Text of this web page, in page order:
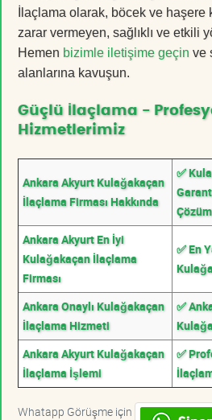
İlaçlama olarak, böcek ve
zarar vermeyen, sağlıklı ve etkili
Hemen bizimle iletişime geçin ve
alanlarına kavuşun.
Güçlü İlaçlama -
Hizmetlerimiz
Ankara Akyurt Kulağakaçan
İlaçlama Firması Hakkında
✅
Ankara Akyurt En İyi
Kulağakaçan İlaçlama
Firması
✅ En
Ankara Onaylı Kulağakaçan
İlaçlama Hizmeti
✅
Ankara Akyurt Kulağakaçan
İlaçlama İşlemi
✅
Whatapp Görüşme için